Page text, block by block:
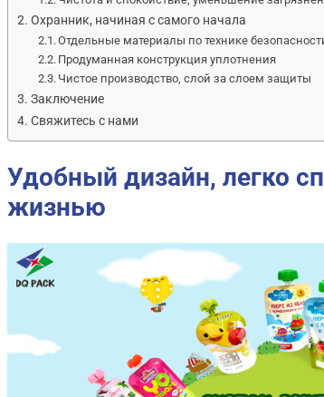
Охранник, начиная с самого начала
Отдельные материалы по технике
Продуманная конструкция уплотнения
Чистое производство, слой за слоем защиты
Заключение
Свяжитесь с нами
Удобный дизайн, легко
жизнью